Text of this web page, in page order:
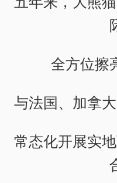
全方位擦
与法国、加拿
常态化开展实